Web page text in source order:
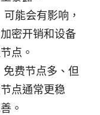
能会有影响，
密开销和设备
点。
费节点多、但
点通常更稳
。